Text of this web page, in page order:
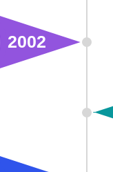
2002